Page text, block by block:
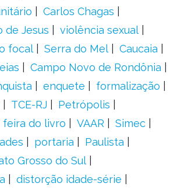
Carlos Chagas
de Jesus
violência sexual
focal Serra do Mel
Caucaia
Campo Novo de Rondônia
enquete
formalização
TCE-RJ
Petrópolis
feira do livro VAAR
Simec
portaria
Paulista
Grosso do Sul
distorção idade-série